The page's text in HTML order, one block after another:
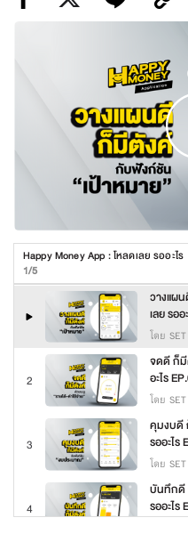
Happy Money App : โหลดเลย รออะไร
1/5
วางแผ
เลย รออ
โดย SET
2
จดดี ก็มี
อะไร
โดย SET
3
คุมงบดี
รออะไร
โดย SET
4
บันทึกดี
รออะไร